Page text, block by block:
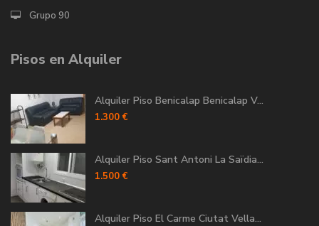
Grupo 90
Pisos en Alquiler
Alquiler Piso Benicalap Benicalap V...
1.300 €
Alquiler Piso Sant Antoni La Saïdia...
1.500 €
Alquiler Piso El Carme Ciutat Vella...